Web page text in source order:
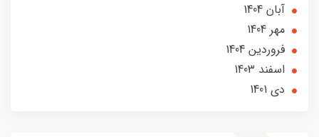
آبان 1404
مهر 1404
فروردین 1404
اسفند 1403
دی 1401